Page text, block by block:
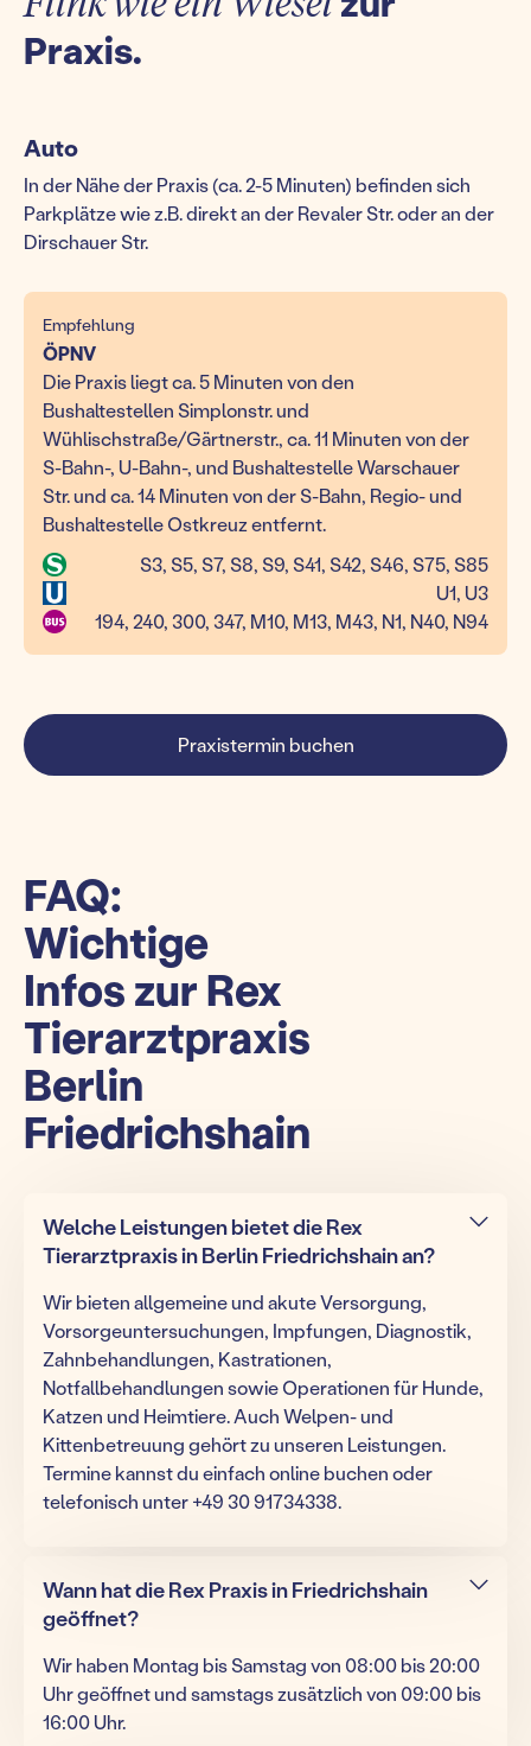
Praxis.
Empfehlung
ÖPNV
Die Praxis liegt ca. 5 Minuten von den
Bushaltestellen Simplonstr. und
Wühlischstraße/Gärtnerstr., ca. 11 Minuten von der
S-Bahn-, U-Bahn-, und Bushaltestelle Warschauer
Str. und ca. 14 Minuten von der S-Bahn, Regio- und
Bushaltestelle Ostkreuz entfernt.
S3, S5, S7, S8, S9, S41, S42, S46, S75, S85
U1, U3
194, 240, 300, 347, M10, M13, M43, N1, N40, N94
Auto
In der Nähe der Praxis (ca. 2-5 Minuten) befinden sich
Parkplätze wie z.B. direkt an der Revaler Str. oder an der
Dirschauer Str.
Praxistermin buchen
FAQ:
Wichtige
Infos zur Rex
Tierarztpraxis
Berlin
Friedrichshain
Welche Leistungen bietet die Rex
Tierarztpraxis in Berlin Friedrichshain an?
Wir bieten allgemeine und akute Versorgung,
Vorsorgeuntersuchungen, Impfungen, Diagnostik,
Zahnbehandlungen, Kastrationen,
Notfallbehandlungen sowie Operationen für Hunde,
Katzen und Heimtiere. Auch Welpen- und
Kittenbetreuung gehört zu unseren Leistungen.
Termine kannst du einfach online buchen oder
telefonisch unter +49 30 91734338.
Wann hat die Rex Praxis in Friedrichshain
geöffnet?
Wir haben Montag bis Samstag von 08:00 bis 20:00
Uhr geöffnet und samstags zusätzlich von 09:00 bis
16:00 Uhr.